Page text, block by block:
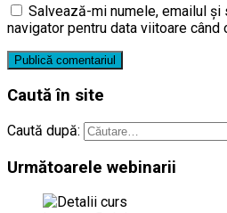
Salvează-mi numele, emailul
navigator pentru data viitoare când
Caută în site
Caută după:
Următoarele webinarii